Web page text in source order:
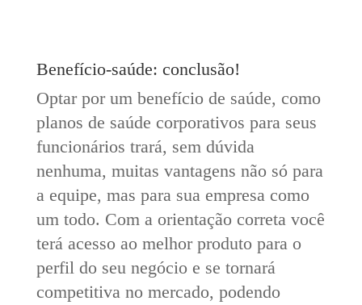
Benefício-saúde: conclusão!
Optar por um benefício de saúde, como
planos de saúde corporativos para seus
funcionários trará, sem dúvida
nenhuma, muitas vantagens não só para
a equipe, mas para sua empresa como
um todo. Com a orientação correta você
terá acesso ao melhor produto para o
perfil do seu negócio e se tornará
competitiva no mercado, podendo